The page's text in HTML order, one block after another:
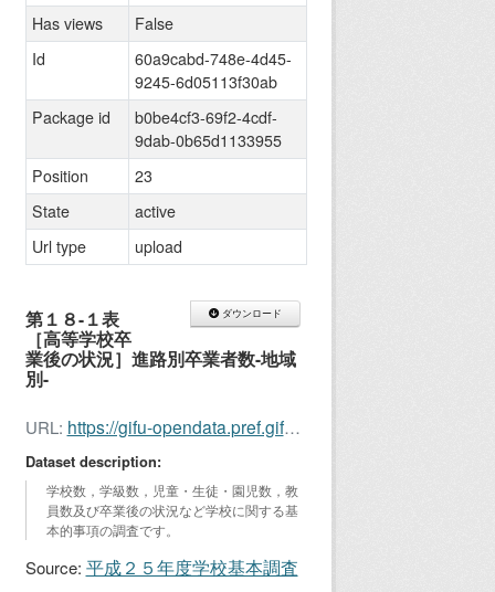
ダウンロード
第１８-１表
［高等学校卒
業後の状況］進路別卒業者数-地域
別-
URL: https://gifu-opendata.pref.gifu.lg.jp/dataset/b0be4cf3-69f2-4cdf-9dab-0b65d1133955/resource/60a9cabd-748e-4d45-9245-6d05113f30ab/download/kihon201318-1.xls
Dataset description:
学校数，学級数，児童・生徒・園児数，教
員数及び卒業後の状況など学校に関する基
本的事項の調査です。
Source: 平成２５年度学校基本調査
Has views
False
Id
60a9cabd-748e-4d45-
9245-6d05113f30ab
Package id
b0be4cf3-69f2-4cdf-
9dab-0b65d1133955
Position
23
State
active
Url type
upload